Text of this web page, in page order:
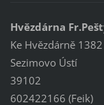
Hvězdárna
Ke Hvězdárně 1382
Sezimovo Ústí
39102
602422166 (Feik)